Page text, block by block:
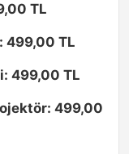
TL
499,00 TL
499,00 TL
499,00